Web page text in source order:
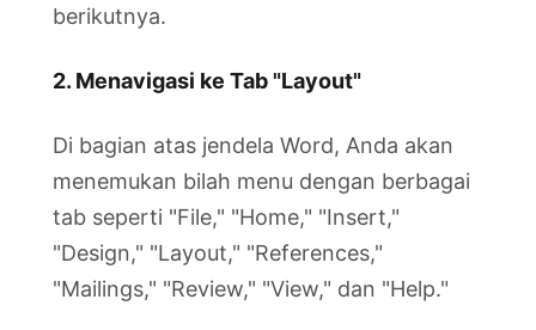
berikutnya.
2. Menavigasi ke Tab "Layout"
Di bagian atas jendela Word, Anda akan
menemukan bilah menu dengan berbagai
tab seperti "File," "Home," "Insert,"
"Design," "Layout," "References,"
"Mailings," "Review," "View," dan "Help."